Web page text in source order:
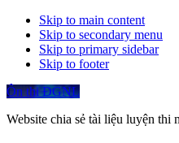
Skip to main content
Skip to secondary menu
Skip to primary sidebar
Skip to footer
Ôn thi ĐGNL
Website chia sẻ tài liệu luyện thi